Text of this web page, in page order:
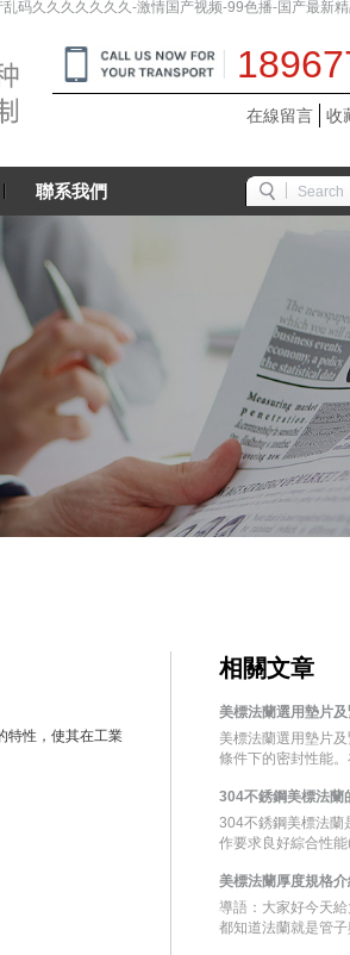
久久久久久久久-激情国产视频-99色播-国产最新
在線留言 收
聯系我們
特性，使其在工業
相關文章
美標法蘭選用墊片
美標法蘭選用墊片
條件下的密封性能。
304不銹鋼美標法蘭
304不銹鋼美標法蘭
作要求良好綜合性能
美標法蘭厚度規格
導語：大家好今天
都知道法蘭就是管子